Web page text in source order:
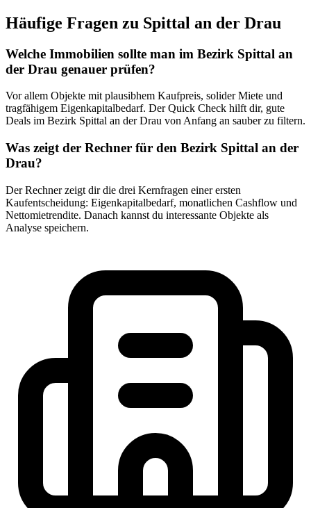
Häufige Fragen zu Spittal an der Drau
Welche Immobilien sollte man im Bezirk Spittal an
der Drau genauer prüfen?
Vor allem Objekte mit plausibhem Kaufpreis, solider Miete und
tragfähigem Eigenkapitalbedarf. Der Quick Check hilft dir, gute
Deals im Bezirk Spittal an der Drau von Anfang an sauber zu filtern.
Was zeigt der Rechner für den Bezirk Spittal an der
Drau?
Der Rechner zeigt dir die drei Kernfragen einer ersten
Kaufentscheidung: Eigenkapitalbedarf, monatlichen Cashflow und
Nettomietrendite. Danach kannst du interessante Objekte als
Analyse speichern.